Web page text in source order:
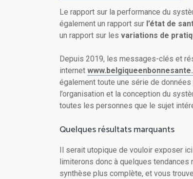
Le rapport sur la performance du
également un rapport sur l’état de
un rapport sur les variations de
Depuis 2019, les messages-clés et
internet
également toute une série de
l’organisation et la conception du
toutes les personnes que le sujet
Quelques résultats marquants
Il serait utopique de vouloir exposer
limiterons donc à quelques
synthèse plus complète, et vous